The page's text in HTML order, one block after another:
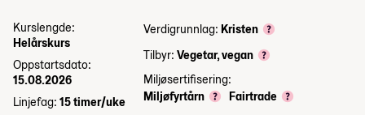
Kurslengde:
Helårskurs
Oppstartsdato:
15.08.2026
Linjefag: 15 timer/uke
Verdigrunnlag: Kristen
Tilbyr:Vegetar, vegan
Miljøsertifisering:
Miljøfyrtårn
Fairtrade